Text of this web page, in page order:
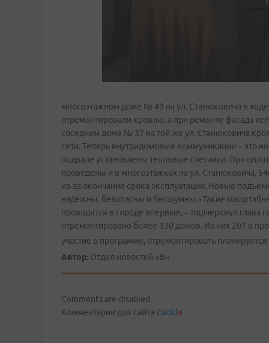
многоэтажном доме № 49 на ул. Станюковича в
отремонтировали кровлю, а при ремонте фасада
соседнем доме № 37 на той же ул. Станюковича
сети. Теперь внутридомовые коммуникации – это
подвале установлены тепловые счетчики. При
проведены и в многоэтажках на ул. Станюковича,
из-за окончания срока эксплуатации. Новые
надежны, безопасны и бесшумны.«Такие
проводятся в городе впервые, – подчеркнул глава
отремонтировано более 330 домов. Из них 201 в
участие в программе, отремонтировать
Автор: Отдел новостей «В»
Comments are disabled
Комментарии для сайта Cackle